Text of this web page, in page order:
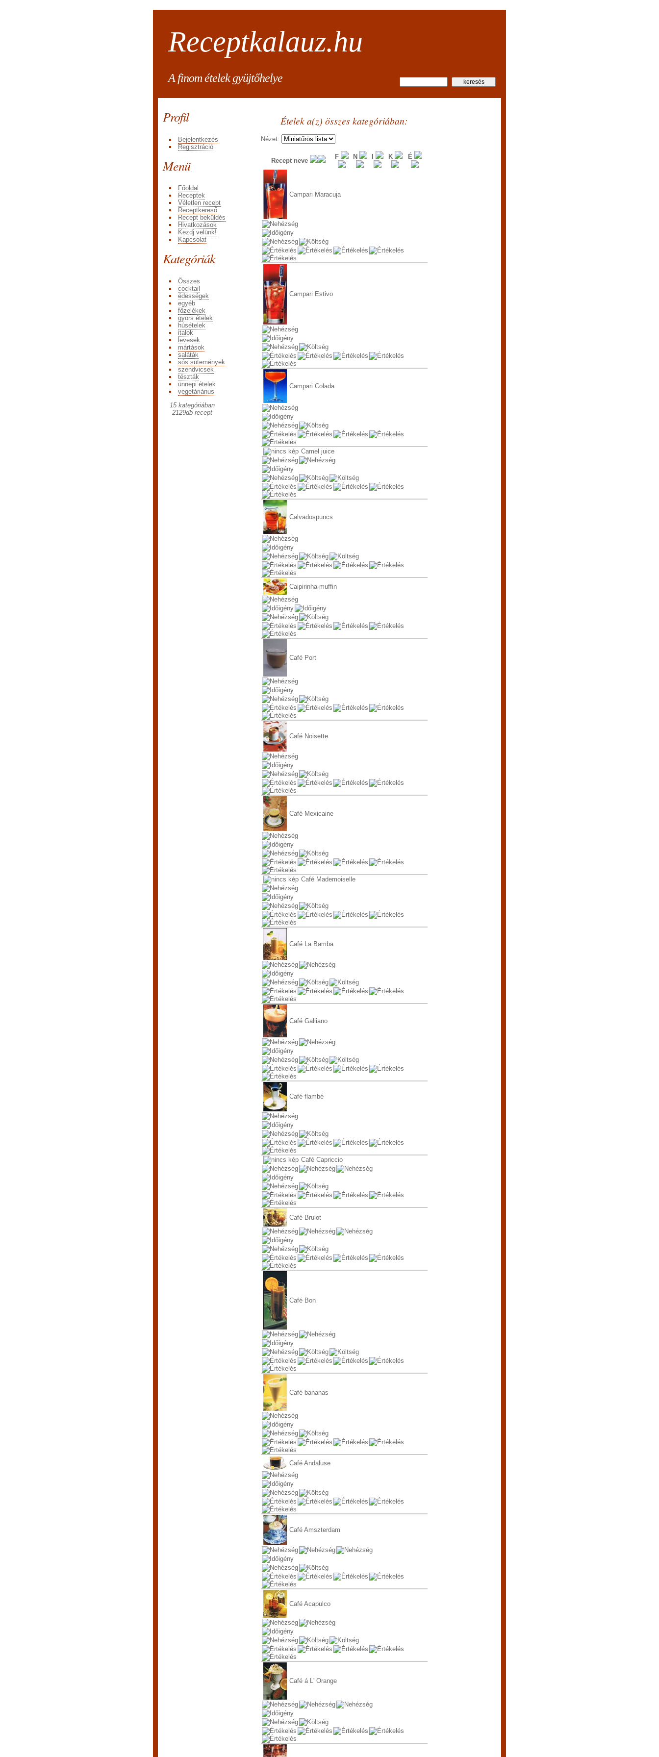
Receptkalauz.hu
A finom ételek gyüjtőhelye
Profil
Bejelentkezés
Regisztráció
Menü
Főoldal
Receptek
Véletlen recept
Receptkereső
Recept beküldés
Hivatkozások
Kezdj velünk!
Kapcsolat
Kategóriák
Összes
cocktail
édességek
egyéb
főzelékek
gyors ételek
húsételek
italok
levesek
mártások
saláták
sós sütemények
szendvicsek
tészták
ünnepi ételek
vegetáriánus
15 kategóriában
2129db recept
Ételek a(z) összes kategóriában:
Nézet:
Recept neve
F N K É
Campari Maracuja
Campari Estivo
Campari Colada
Camel juice
Calvadospuncs
Caipirinha-muffin
Café Port
Café Noisette
Café Mexicaine
Café Mademoiselle
Café La Bamba
Café Galliano
Café flambé
Café Capriccio
Café Brulot
Café Bon
Café bananas
Café Andaluse
Café Amszterdam
Café Acapulco
Café á L' Orange